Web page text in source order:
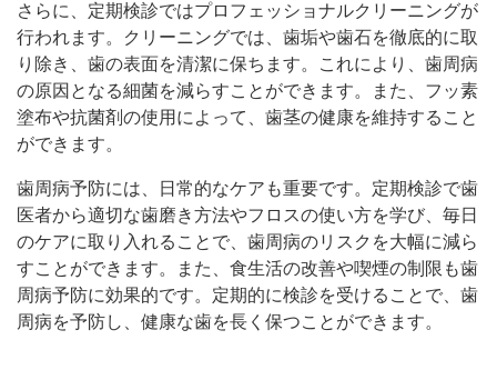
さらに、定期検診ではプロフェッショナルクリーニングが
行われます。クリーニングでは、歯垢や歯石を徹底的に取
り除き、歯の表面を清潔に保ちます。これにより、歯周病
の原因となる細菌を減らすことができます。また、フッ素
塗布や抗菌剤の使用によって、歯茎の健康を維持すること
ができます。
歯周病予防には、日常的なケアも重要です。定期検診で歯
医者から適切な歯磨き方法やフロスの使い方を学び、毎日
のケアに取り入れることで、歯周病のリスクを大幅に減ら
すことができます。また、食生活の改善や喫煙の制限も歯
周病予防に効果的です。定期的に検診を受けることで、歯
周病を予防し、健康な歯を長く保つことができます。